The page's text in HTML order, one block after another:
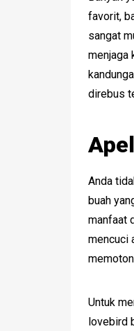
favorit,
sangat
menjaga
direbus
Anda
buah
manfaat
mencuci
Untuk
lovebird